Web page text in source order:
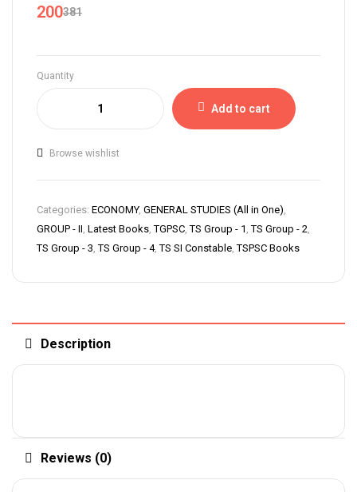
381
200
Quantity
Add to cart
Browse wishlist
Categories: ECONOMY, GENERAL STUDIES (All in One),
GROUP - II, Latest Books,TGPSC,TS Group - 1 ,TS Group - 2,
TS Group - 3,TS Group - 4,TS SI Constable,TSPSC Books
Description
Reviews (0)